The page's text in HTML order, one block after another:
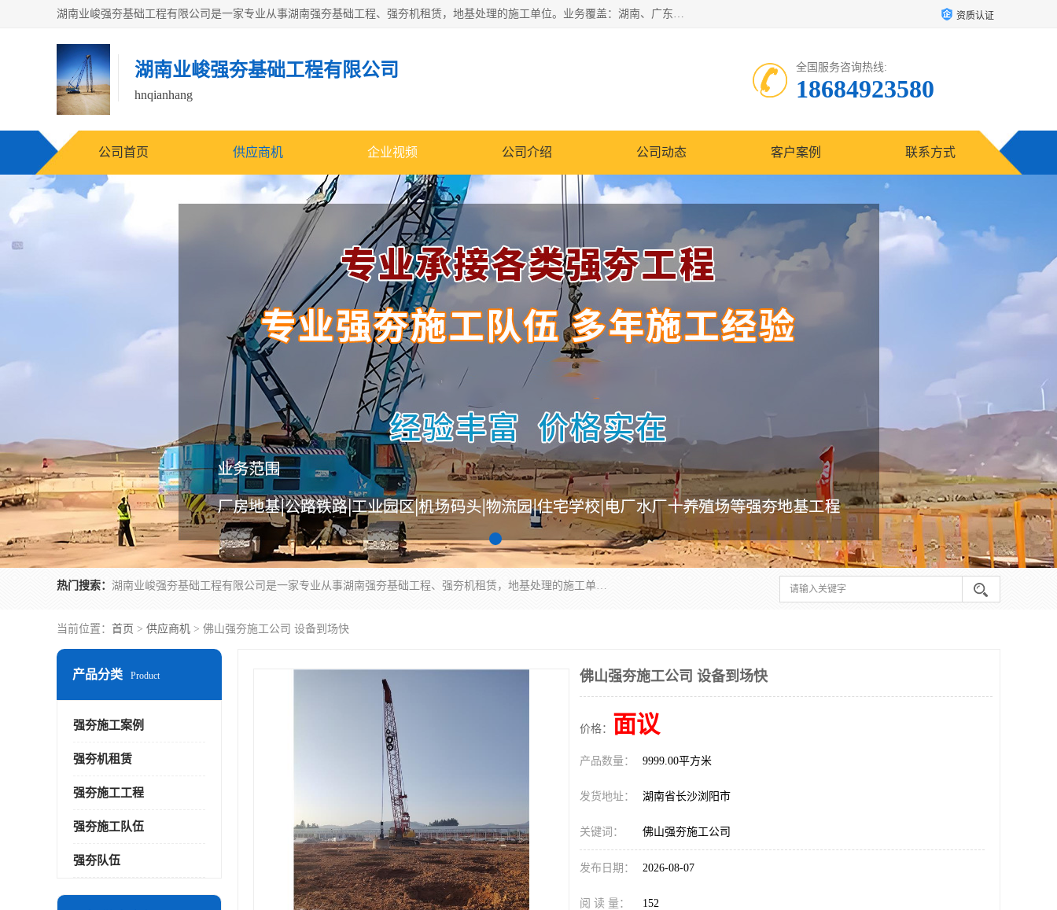
湖南业峻强夯基础工程有限公司是一家专业从事湖南强夯基础工程、强夯机租赁，地基处理的施工单位。业务覆盖：湖南、广东，江西等地。可承接1000KN.m-25000KN.m强夯（置换）工程。公司创始人是国内较早期从事强夯施工的建设者，经过多年的一步一个脚印的发展，在行业内具有较高的度和良好的口碑。 资质认证
湖南业峻强夯基础工程有限公司
hnqianhang
全国服务咨询热线:
18684923580
公司首页 供应商机 企业视频 公司介绍 公司动态 客户案例 联系方式
热门搜索： 湖南业峻强夯基础工程有限公司是一家专业从事湖南强夯基础工程、强夯机租赁，地基处理的施工单位。业务覆盖：湖南、广东，江西等地。可承接1000KN.m-25000KN.m强夯（置换）工程。公司创始人是国内较早期从事强夯施工的建设者，经过多年的一步一个脚印的发展，在行业内具有较高的度和良好的口碑。
当前位置： 首页 > 供应商机 > 佛山强夯施工公司 设备到场快
产品分类 Product
强夯施工案例
强夯机租赁
强夯施工工程
强夯施工队伍
强夯队伍
佛山强夯施工公司 设备到场快
价格： 面议
产品数量： 9999.00平方米
发货地址： 湖南省长沙浏阳市
关键词： 佛山强夯施工公司
发布日期： 2026-08-07
阅 读 量： 152